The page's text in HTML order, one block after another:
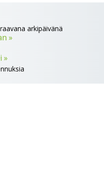
arkipäivänä
»
»